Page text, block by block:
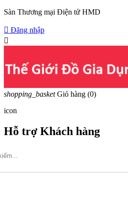
Sàn Thương mại Điện tử HMD
 Đăng nhập

shopping_basket Giỏ hàng (0)
icon
Hỗ trợ Khách hàng
Hotline: 09317.456.44